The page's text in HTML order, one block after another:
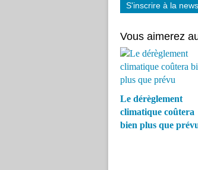
S'inscrire à la
Vous aimerez
Le dérèglement
climatique coûtera
bien plus que